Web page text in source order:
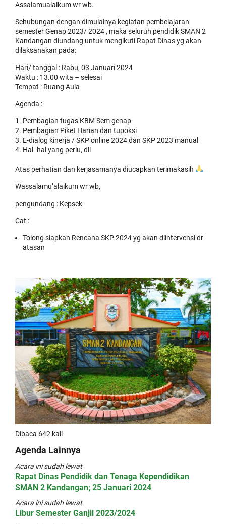
Assalamualaikum wr wb.
Sehubungan dengan dimulainya kegiatan pembelajaran
semester Genap 2023/ 2024 , maka seluruh pendidik SMAN 2
Kandangan diundang untuk mengikuti Rapat Dinas yg akan
dilaksanakan pada:
Hari/ tanggal : Rabu, 03 Januari 2024
Waktu : 13.00 wita – selesai
Tempat : Ruang Aula
Agenda :
Pembagian tugas KBM Sem genap
Pembagian Piket Harian dan tupoksi
E-dialog kinerja / SKP online 2024 dan SKP 2023 manual
Hal- hal yang perlu, dll
Atas perhatian dan kerjasamanya diucapkan terimakasih
Wassalamu’alaikum wr wb,
pengundang : Kepsek
Cat :
Tolong siapkan Rencana SKP 2024 yg akan diintervensi dr
atasan
Dibaca 642 kali
Agenda Lainnya
Acara ini sudah lewat
Rapat Dinas Pendidik dan Tenaga Kependidikan
SMAN 2 Kandangan; 25 Januari 2024
Acara ini sudah lewat
Libur Semester Ganjil 2023/2024